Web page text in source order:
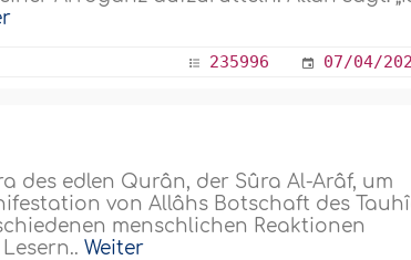
235996 07/04/
des edlen Qurân, der Sûra Al-Arâf, um
von Allâhs Botschaft des
menschlichen Reaktionen
Weiter